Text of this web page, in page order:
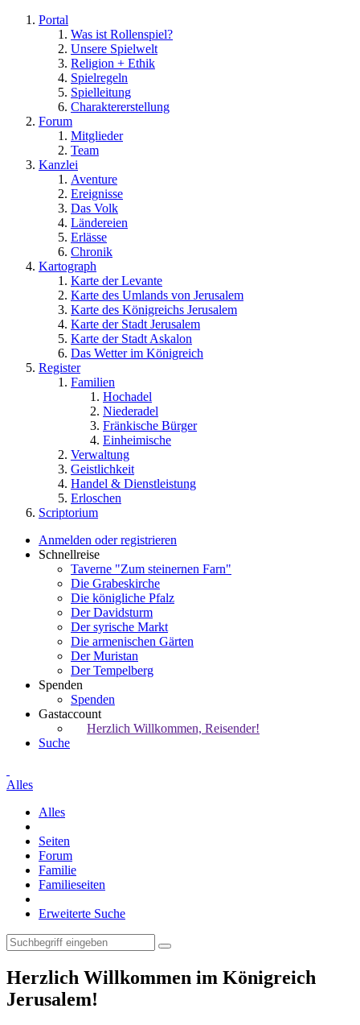
Portal
Was ist Rollenspiel?
Unsere Spielwelt
Religion + Ethik
Spielregeln
Spielleitung
Charaktererstellung
Forum
Mitglieder
Team
Kanzlei
Aventure
Ereignisse
Das Volk
Ländereien
Erlässe
Chronik
Kartograph
Karte der Levante
Karte des Umlands von Jerusalem
Karte des Königreichs Jerusalem
Karte der Stadt Jerusalem
Karte der Stadt Askalon
Das Wetter im Königreich
Register
Familien
Hochadel
Niederadel
Fränkische Bürger
Einheimische
Verwaltung
Geistlichkeit
Handel & Dienstleistung
Erloschen
Scriptorium
Anmelden oder registrieren
Schnellreise
Taverne "Zum steinernen Farn"
Die Grabeskirche
Die königliche Pfalz
Der Davidsturm
Der syrische Markt
Die armenischen Gärten
Der Muristan
Der Tempelberg
Spenden
Spenden
Gastaccount
Herzlich Willkommen, Reisender!
Suche
Alles
Alles
Seiten
Forum
Familie
Familieseiten
Erweiterte Suche
Herzlich Willkommen im Königreich
Jerusalem!